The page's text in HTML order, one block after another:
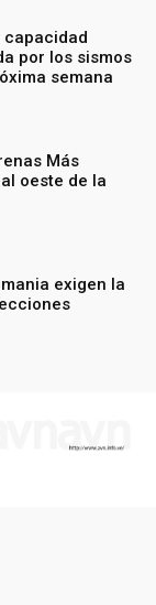
capacidad
por los sismos
semana
Más
oeste de la
exigen la